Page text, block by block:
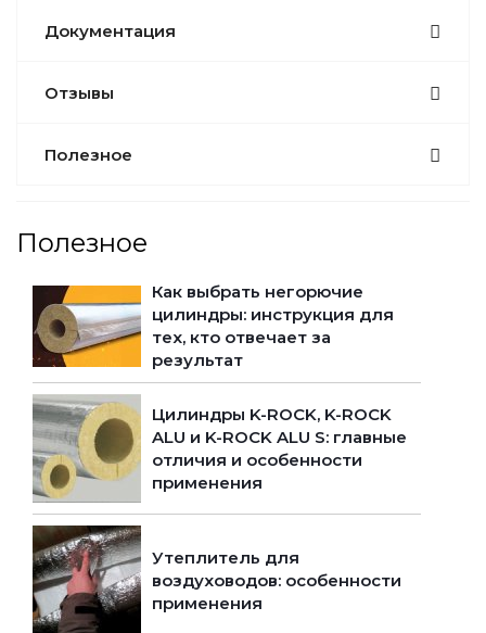
Документация
Отзывы
Полезное
Полезное
Как выбрать негорючие
цилиндры: инструкция для
тех, кто отвечает за
результат
Цилиндры K-ROCK, K-ROCK
ALU и K-ROCK ALU S: главные
отличия и особенности
применения
Утеплитель для
воздуховодов: особенности
применения